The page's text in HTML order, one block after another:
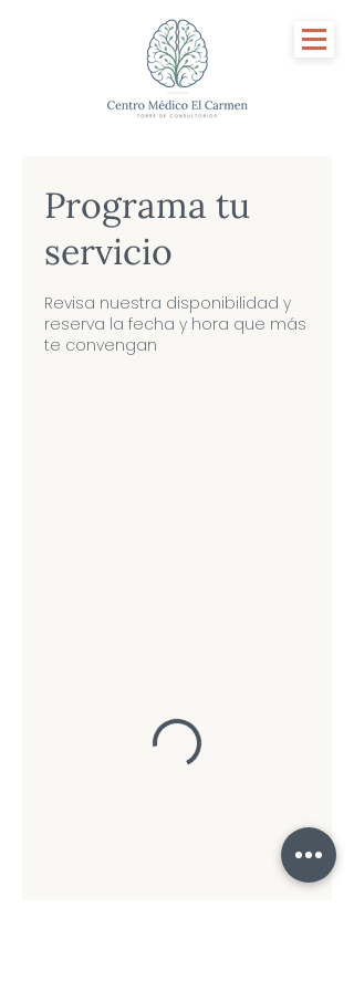
Programa tu
servicio
Revisa nuestra disponibilidad y
reserva la fecha y hora que más
te convengan